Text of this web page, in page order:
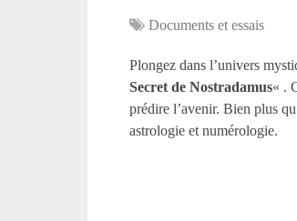
Documents et essais
Plongez dans l’univers
Secret de Nostradamus« .
prédire l’avenir. Bien plus
astrologie et numérologie.